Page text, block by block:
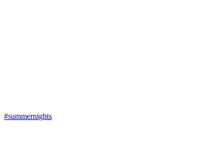
#summernights